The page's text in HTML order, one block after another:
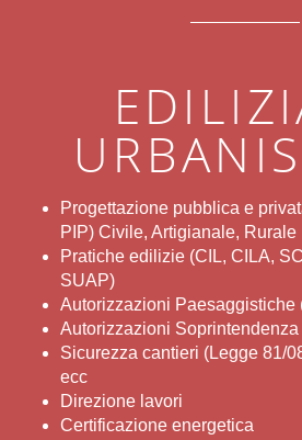
Progettazione pubblica e
PIP) Civile, Artigianale, Rurale
Pratiche edilizie (CIL, CILA,
SUAP)
Autorizzazioni Paesaggistiche
Autorizzazioni Soprintendenza
Sicurezza cantieri (Legge 81/
ecc
Direzione lavori
Certificazione energetica